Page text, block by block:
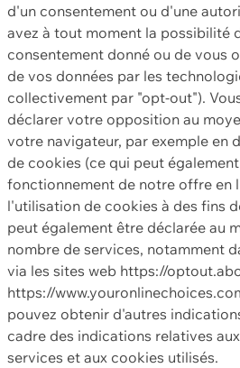
d'un consentement ou d'une
avez à tout moment la possibilité
consentement donné ou de vous
de vos données par les
collectivement par "opt-out").
déclarer votre opposition au
votre navigateur, par exemple en
de cookies (ce qui peut
fonctionnement de notre offre en
l'utilisation de cookies à des fins
peut également être déclarée au
nombre de services, notamment
via les sites web https://
https://
pouvez obtenir d'autres
cadre des indications relatives
services et aux cookies utilisés.